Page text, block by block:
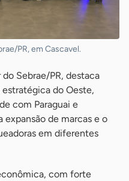
PR, em Cascavel.
Sebrae/PR, destaca
do Oeste,
com Paraguai e
de marcas e o
em diferentes
com forte